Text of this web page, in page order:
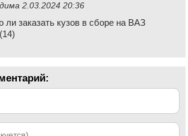
2.03.2024 20:36
ли заказать кузов в сборе на ВАЗ